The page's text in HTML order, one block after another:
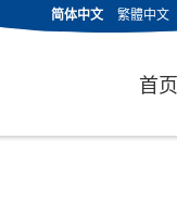
简体中文 繁體中文
首页